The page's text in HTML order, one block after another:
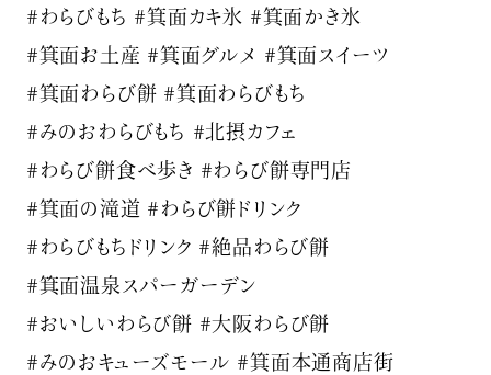
#わらびもち #箕面カキ氷 #箕面かき氷
#箕面お土産 #箕面グルメ #箕面スイーツ
#箕面わらび餅 #箕面わらびもち
#みのおわらびもち #北摂カフェ
#わらび餅食べ歩き #わらび餅専門店
#箕面の滝道 #わらび餅ドリンク
#わらびもちドリンク #絶品わらび餅
#箕面温泉スパーガーデン
#おいしいわらび餅 #大阪わらび餅
#みのおキューズモール #箕面本通商店街